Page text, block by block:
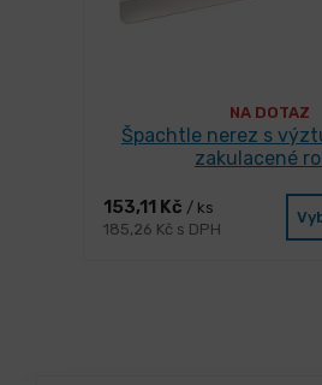
NA DOTAZ
Špachtle nerez s
zakulacené
153,11 Kč / ks
185,26 Kč s DPH